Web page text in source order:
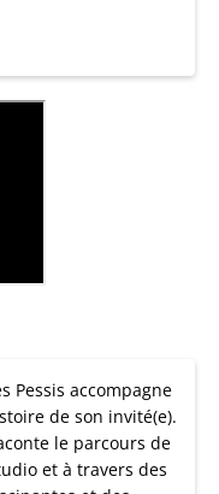
Pessis accompagne
de son invité(e).
le parcours de
et à travers des